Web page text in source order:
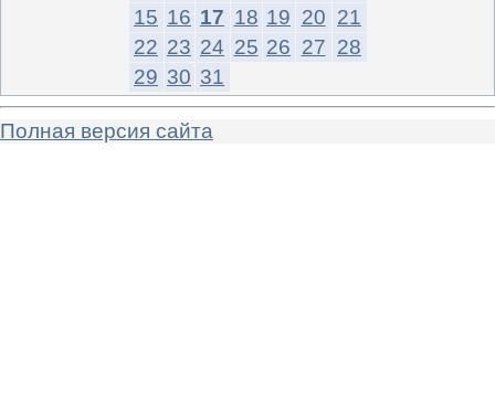
15 16 17 18 19 20 21
22 23 24 25 26 27 28
29 30 31
Полная версия сайта